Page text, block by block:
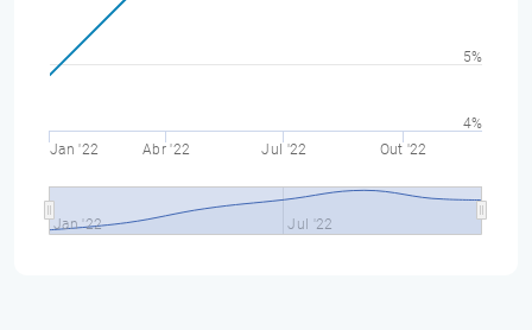
Jan '22 Abr '22 Jul '22 Out '22
Jan '22 Jul '22
4%
5%